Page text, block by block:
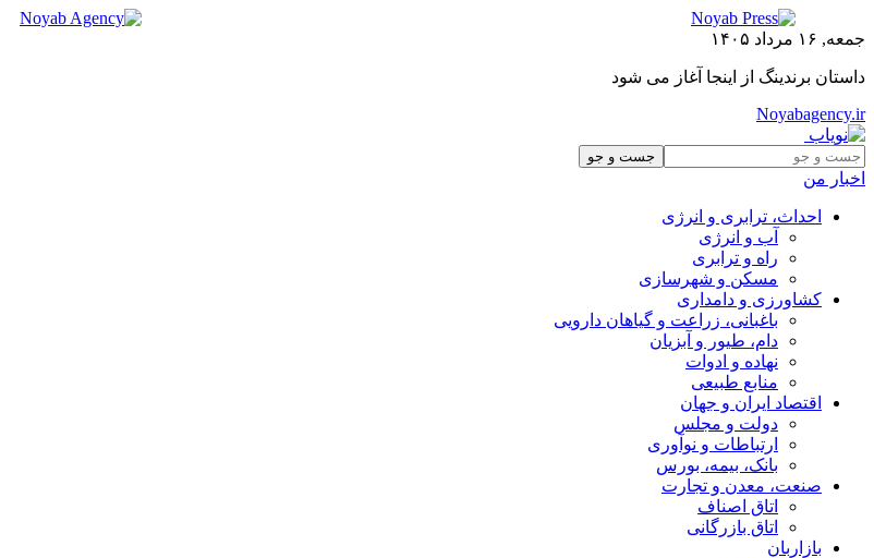
جمعه, ۱۶ مرداد ۱۴۰۵
داستان برندینگ از اینجا آغاز می شود
Noyabagency.ir
اخبار من
احداث، ترابری و انرژی
آب و انرژی
راه و ترابری
مسکن و شهرسازی
کشاورزی و دامداری
باغبانی، زراعت و گیاهان دارویی
دام، طیور و آبزیان
نهاده و ادوات
منابع طبیعی
اقتصاد ایران و جهان
دولت و مجلس
ارتباطات و نوآوری
بانک، بیمه، بورس
صنعت، معدن و تجارت
اتاق اصناف
اتاق بازرگانی
بازاربان